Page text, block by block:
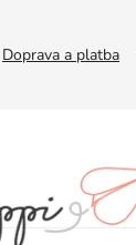
Doprava a platba